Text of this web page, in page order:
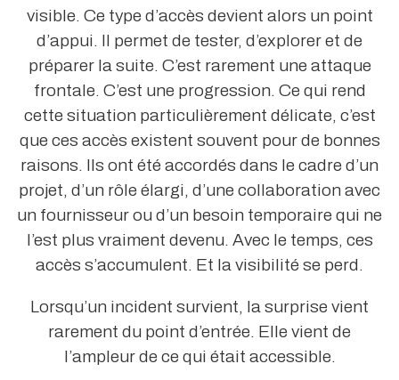
visible. Ce type d’accès devient alors un point
d’appui. Il permet de tester, d’explorer et de
préparer la suite. C’est rarement une attaque
frontale. C’est une progression. Ce qui rend
cette situation particulièrement délicate, c’est
que ces accès existent souvent pour de bonnes
raisons. Ils ont été accordés dans le cadre d’un
projet, d’un rôle élargi, d’une collaboration avec
un fournisseur ou d’un besoin temporaire qui ne
l’est plus vraiment devenu. Avec le temps, ces
accès s’accumulent. Et la visibilité se perd.
Lorsqu’un incident survient, la surprise vient
rarement du point d’entrée. Elle vient de
l’ampleur de ce qui était accessible.